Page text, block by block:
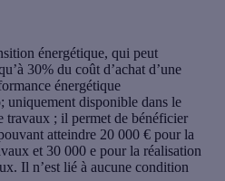
énergétique, qui peut
30% du coût d’achat d’une
énergétique
; uniquement disponible dans le
travaux ; il permet de bénéficier
atteindre 20 000 € pour la
et 30 000 e pour la réalisation
Il n’est lié à aucune condition